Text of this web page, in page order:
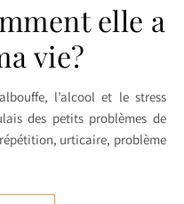
elle a
vie?
des petits problèmes de
urticaire, problème